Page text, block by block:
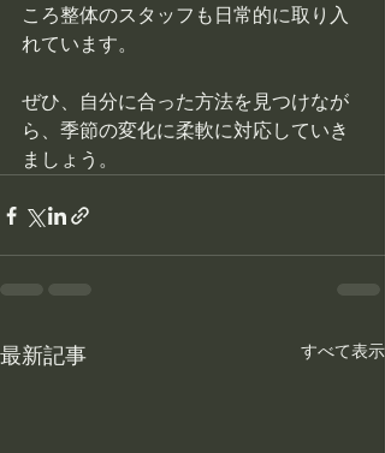
ころ整体のスタッフも日常的に取り入
れています。
ぜひ、自分に合った方法を見つけなが
ら、季節の変化に柔軟に対応していき
ましょう。
最新記事 すべて表示